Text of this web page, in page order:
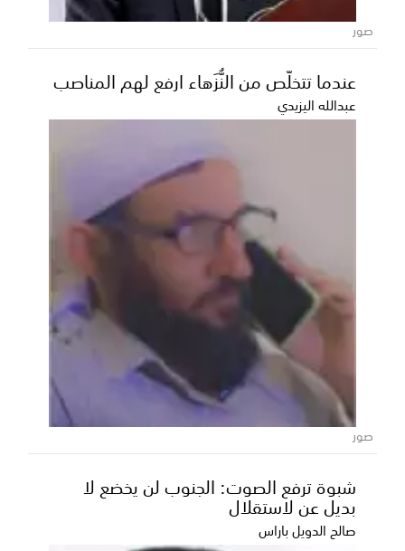
البرنامج السعودي» يدعم استقرار التعليم
باليمن ويُمكِّن أكثر من 18 ألف فتاة ريفية
من مواصلة التعليم
في إطار الدعم التنموي المستمر الذي تقدمه المملكة
العربية السعودية لليمن،؛ أعلن البرنامج السعودي لتنم...
صور
عندما تتخلّص من النُّزَهاء ارفع لهم المناصب
عبدالله اليزيدي
صور
شبوة ترفع الصوت: الجنوب لن يخضع لا
بديل عن لاستقلال
صالح الدويل باراس